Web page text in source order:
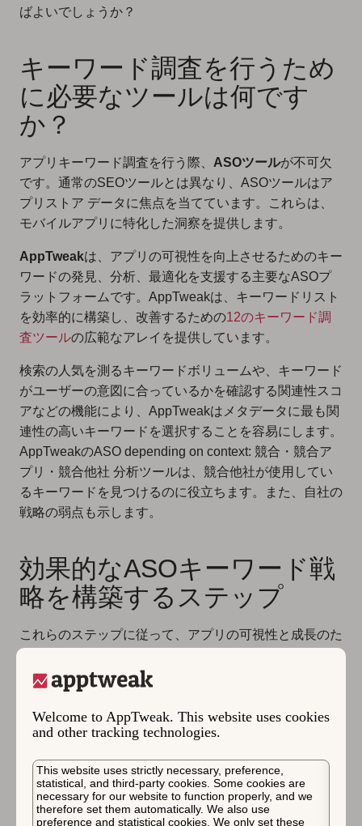
Welcome to AppTweak. This website uses cookies
and other tracking technologies.
This website uses strictly necessary, preference,
statistical, and third-party cookies. Some cookies are
necessary for our website to function properly, and we
therefore set them automatically. We also use
preference and statistical cookies. We only set these
ばよいでしょうか？
キーワード調査を行うため
に必要なツールは何です
か？
アプリキーワード調査を行う際、 ASOツールが不可欠
です。通常のSEOツールとは異なり、ASOツールはア
プリストア データに焦点を当てています。これらは、
モバイルアプリに特化した洞察を提供します。
AppTweakは、アプリの可視性を向上させるためのキー
ワードの発見、分析、最適化を支援する主要なASOプ
ラットフォームです。AppTweakは、キーワードリスト
を効率的に構築し、改善するための12のキーワード調
査ツールの広範なアレイを提供しています。
検索の人気を測るキーワードボリュームや、キーワード
がユーザーの意図に合っているかを確認する関連性スコ
アなどの機能により、AppTweakはメタデータに最も関
連性の高いキーワードを選択することを容易にします。
AppTweakのASO depending on context: 競合・競合ア
プリ・競合他社 分析ツールは、競合他社が使用してい
るキーワードを見つけるのに役立ちます。また、自社の
戦略の弱点も示します。
効果的なASOキーワード戦
略を構築するステップ
これらのステップに従って、アプリの可視性と成長のた
1. 目標を定義する
してください。検索ランキングの改善、新市場への拡
大、新しいオーディエンスセグメントへのリーチを目指
していますか？明確な目標を持つことで、キーワードの